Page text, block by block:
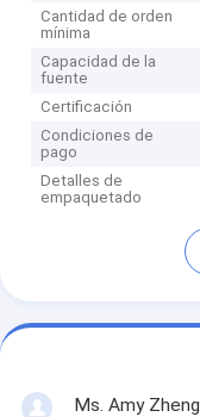
Cantidad de orden
mínima
Capacidad de la
fuente
Certificación
Condiciones de
pago
Detalles de
empaquetado
Ms. Amy Zheng